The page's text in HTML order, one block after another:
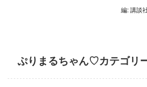
編: 講談
ぷりまるちゃん♡カテゴリ